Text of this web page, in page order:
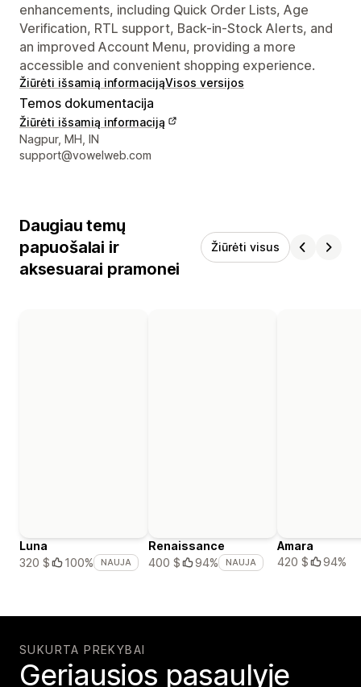
enhancements, including Quick Order Lists, Age
Verification, RTL support, Back-in-Stock Alerts, and
an improved Account Menu, providing a more
accessible and convenient shopping experience.
Žiūrėti išsamią informacijąVisos versijos
Temos dokumentacija
Žiūrėti išsamią informaciją
Kūrėjo kontaktiniai duomenys
Nagpur, MH, IN
support@vowelweb.com
Daugiau temų
papuošalai ir
aksesuarai pramonei
Žiūrėti visus
Luna
320 $
100% NAUJA
Renaissance
400 $
94% NAUJA
Amara
420 $
94%
SUKURTA PREKYBAI
Geriausios pasaulyje